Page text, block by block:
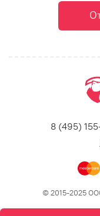
8 (495)
© 2015-2025